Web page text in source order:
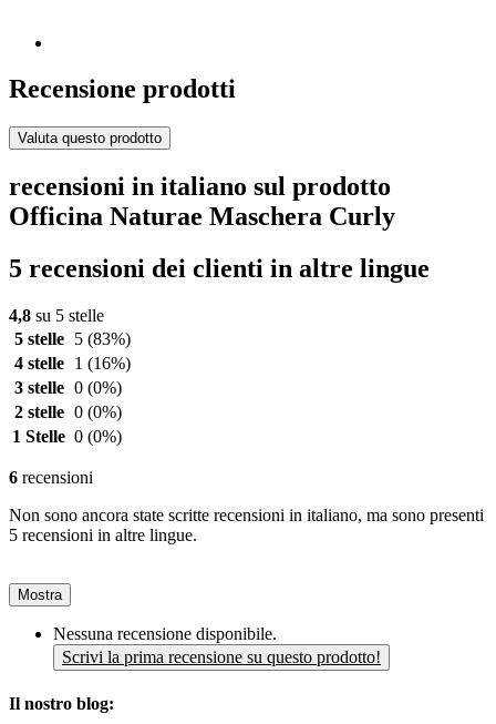
Recensione prodotti
Valuta questo prodotto
recensioni in italiano sul prodotto
Officina Naturae Maschera Curly
5 recensioni dei clienti in altre lingue
4,8 su 5 stelle
5 stelle
5 (83%)
4 stelle
1 (16%)
3 stelle 0 (0%)
2 stelle 0 (0%)
1 Stelle 0 (0%)
6 recensioni
Non sono ancora state scritte recensioni in italiano, ma sono presenti
5 recensioni in altre lingue.
Mostra
Nessuna recensione disponibile.
Scrivi la prima recensione su questo prodotto!
Il nostro blog: